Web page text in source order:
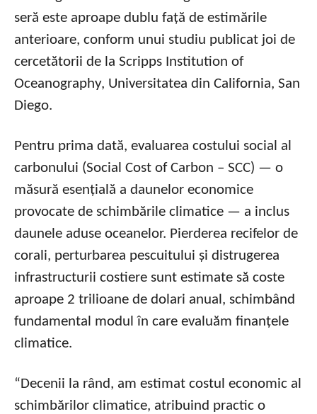
seră este aproape dublu față de estimările
anterioare, conform unui studiu publicat joi de
cercetătorii de la Scripps Institution of
Oceanography, Universitatea din California, San
Diego.
Pentru prima dată, evaluarea costului social al
carbonului (Social Cost of Carbon – SCC) — o
măsură esențială a daunelor economice
provocate de schimbările climatice — a inclus
daunele aduse oceanelor. Pierderea recifelor de
corali, perturbarea pescuitului și distrugerea
infrastructurii costiere sunt estimate să coste
aproape 2 trilioane de dolari anual, schimbând
fundamental modul în care evaluăm finanțele
climatice.
“Decenii la rând, am estimat costul economic al
schimbărilor climatice, atribuind practic o